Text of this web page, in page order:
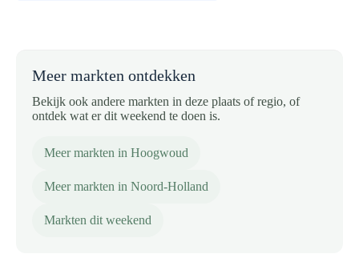
Meer markten ontdekken
Bekijk ook andere markten in deze plaats of regio, of
ontdek wat er dit weekend te doen is.
Meer markten in Hoogwoud
Meer markten in Noord-Holland
Markten dit weekend